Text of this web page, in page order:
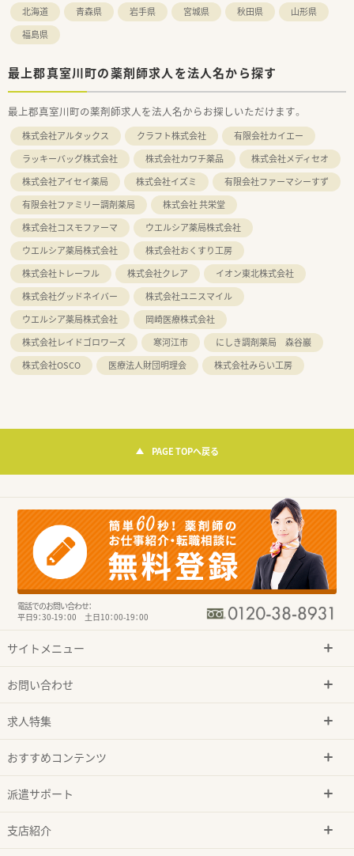
北海道 青森県 岩手県 宮城県 秋田県
山形県
福島県
最上郡真室川町の薬剤師求人を法人名から探す
最上郡真室川町の薬剤師求人を法人名からお探しいただけます。
株式会社アルタックス クラフト株式会社
有限会社カイエー
ラッキーバッグ株式会社
株式会社カワチ薬品
株式会社メディセオ
株式会社アイセイ薬局
株式会社イズミ
有限会社ファーマシーすず
有限会社ファミリー調剤薬局
株式会社 共栄堂
株式会社コスモファーマ
ウエルシア薬局株式会社
ウエルシア薬局株式会社
株式会社おくすり工房
株式会社トレーフル
株式会社クレア
イオン東北株式会社
株式会社グッドネイバー
株式会社ユニスマイル
ウエルシア薬局株式会社
岡崎医療株式会社
株式会社レイドゴロワーズ
寒河江市
にしき調剤薬局 森谷巖
株式会社OSCO
医療法人財団明理会 株式会社みらい工房
PAGE TOPへ戻る
電話でのお問い合わせ：
平日9：30-19：00 土日10：00-19：00
サイトメニュー
お問い合わせ
求人特集
おすすめコンテンツ
派遣サポート
支店紹介